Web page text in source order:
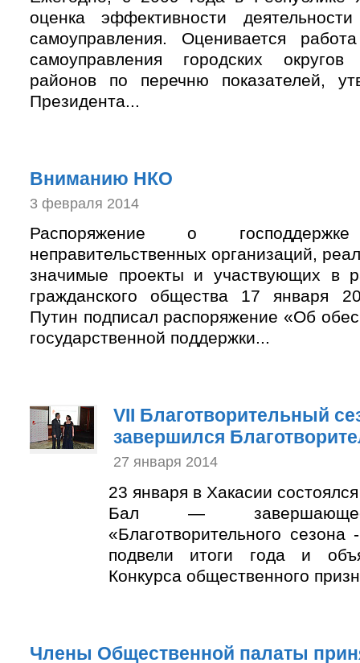
оценка эффективности
самоуправления. Оценивается
самоуправления городских
районов по перечню показателей,
Президента...
Вниманию НКО
3 февраля 2014
Распоряжение о господдержке
неправительственных организаций,
значимые проекты и участвующих в
гражданского общества 17 января
Путин подписал распоряжение «Об
государственной поддержки...
VII Благотворительный
завершился
27 января 2014
23 января в Хакасии
Бал — завершающее
«Благотворительного
подвели итоги года и
Конкурса общественного
Члены Общественной палаты